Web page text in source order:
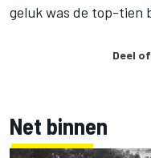
geluk was de top-tien
Deel
Net binnen